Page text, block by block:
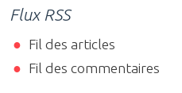
Flux RSS
Fil des articles
Fil des commentaires